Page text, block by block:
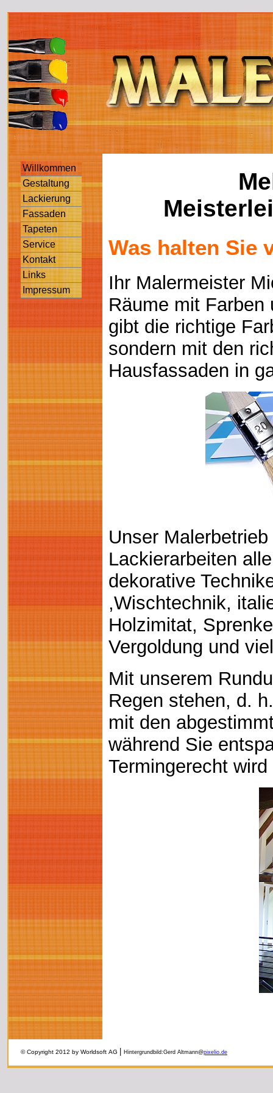
Willkommen
Gestaltung
Lackierung
Fassaden
Tapeten
Service
Kontakt
Links
Impressum
Was halten Sie
Ihr Malermeister
Räume mit Farben
gibt die richtige
sondern mit den
Hausfassaden in
Unser
Lackierarbeiten
dekorative
,Wischtechnik,
Holzimitat,
Vergoldung und
Mit unserem
Regen stehen, d.
mit den
während Sie
Termingerecht
© Copyright 2012 by Worldsoft AG | Hintergrundbild:Gerd Altmann@pixelio.de